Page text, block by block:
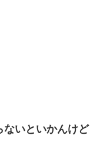
ないといかんけど